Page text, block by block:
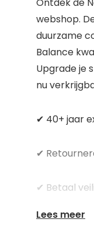
webshop.
duurzame
Balance
Upgrade je
nu
✔ 40+ jaar
✔
✔ Betaal
✔ Gratis
Lees meer